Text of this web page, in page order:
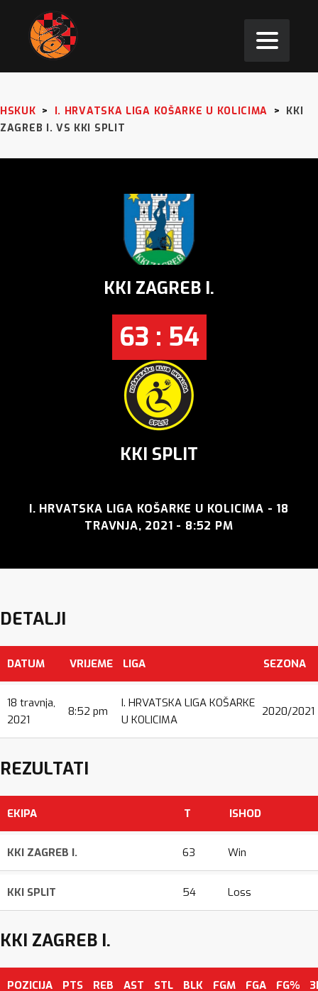
HSKUK > I. HRVATSKA LIGA KOŠARKE U KOLICIMA > KKI
ZAGREB I. VS KKI SPLIT
KKI ZAGREB I.
63 : 54
KKI SPLIT
I. HRVATSKA LIGA KOŠARKE U KOLICIMA - 18
TRAVNJA, 2021 - 8:52 PM
DETALJI
DATUM VRIJEME LIGA SEZONA
18 travnja,
2021
8:52 pm
I. HRVATSKA LIGA KOŠARKE
U KOLICIMA
2020/2021
REZULTATI
EKIPA T ISHOD
KKI ZAGREB I. 63 Win
KKI SPLIT 54 Loss
KKI ZAGREB I.
POZICIJA PTS REB AST STL BLK FGM FGA FG%